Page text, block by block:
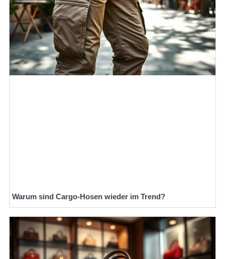
Warum sind Cargo-Hosen wieder im Trend?